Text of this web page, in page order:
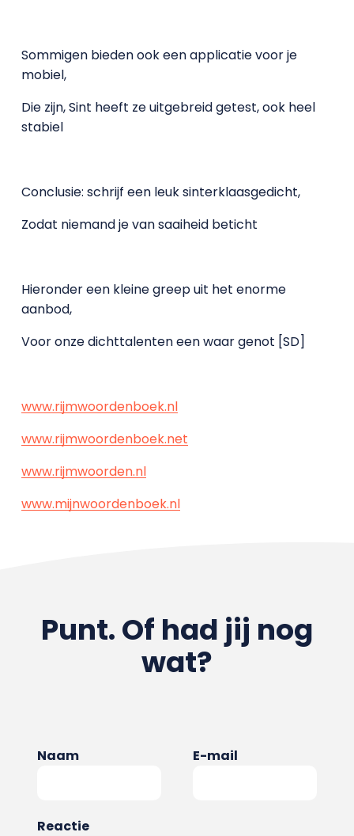
Sommigen bieden ook een applicatie voor je
mobiel,
Die zijn, Sint heeft ze uitgebreid getest, ook heel
stabiel
Conclusie: schrijf een leuk sinterklaasgedicht,
Zodat niemand je van saaiheid beticht
Hieronder een kleine greep uit het enorme
aanbod,
Voor onze dichttalenten een waar genot [SD]
www.rijmwoordenboek.nl
www.rijmwoordenboek.net
www.rijmwoorden.nl
www.mijnwoordenboek.nl
Punt. Of had jij nog
wat?
Naam E-mail
Reactie